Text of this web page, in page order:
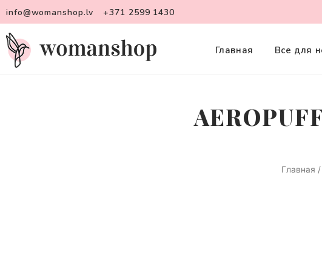
info@womanshop.lv +371 2599 1430
Главная Все для
Главная /